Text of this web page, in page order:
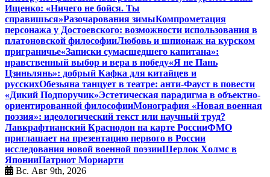
Ищенко: «Ничего не бойся. Ты
справишься»Разочарования зимыКомпрометация
персонажа у Достоевского: возможности использования в
платоновской философииЛюбовь и шпионаж на курском
приграничье«Записки сумасшедшего капитана»:
нравственный выбор и вера в победу«Я не Пань
Цзиньлянь»: добрый Кафка для китайцев и
русскихОбезьяна танцует в театре: анти-Фауст в повести
«Дикий Подпоручик»Эстетическая парадигма в объектно-
ориентированной философииМонография «Новая военная
поэзия»: идеологический текст или научный труд?
Лавкрафтианский Краснодон на карте РоссииФМО
приглашает на презентацию первого в России
исследования новой военной поэзииШерлок Холмс в
ЯпонииПатриот Мориарти
Вс. Авг 9th, 2026